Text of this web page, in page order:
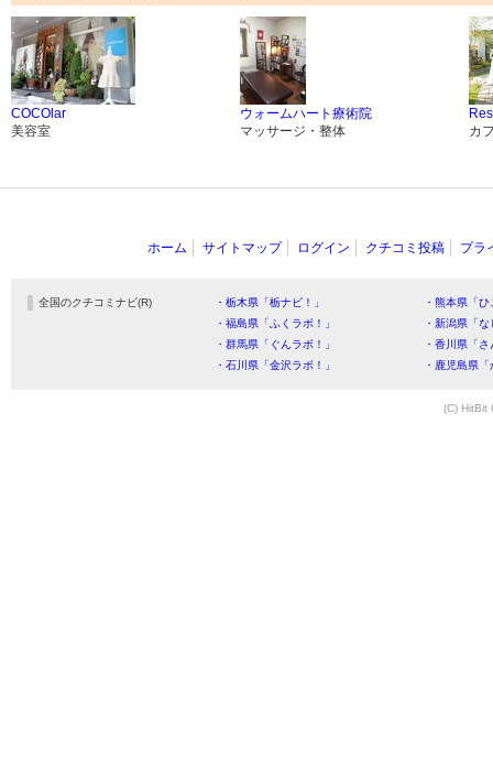
COCOlar
美容室
ウォームハート療術院
マッサージ・整体
カ
ホーム サイトマップ ログイン クチコミ投稿 プラ
全国のクチコミナビ(R) ・栃木県「栃ナビ！」
・熊本県「
・福島県「ふくラボ！」
・新潟県「
・群馬県「ぐんラボ！」
・香川県「
・石川県「金沢ラボ！」
・鹿児島県
(C) HitBit